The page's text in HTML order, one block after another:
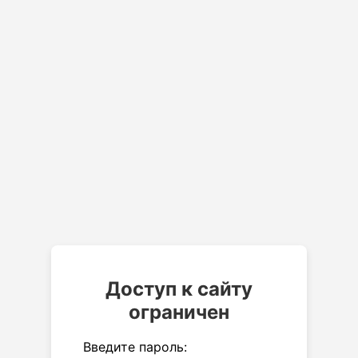
Доступ к сайту
ограничен
Введите пароль: